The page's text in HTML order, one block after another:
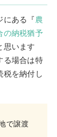
ある『農
の納税猶予
思います
る場合は特
税を納付し
で譲渡